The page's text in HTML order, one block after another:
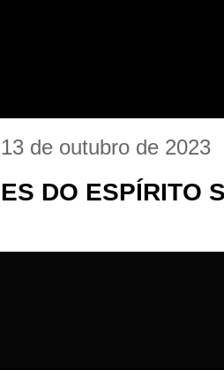
de outubro de 2023
DO ESPÍRITO